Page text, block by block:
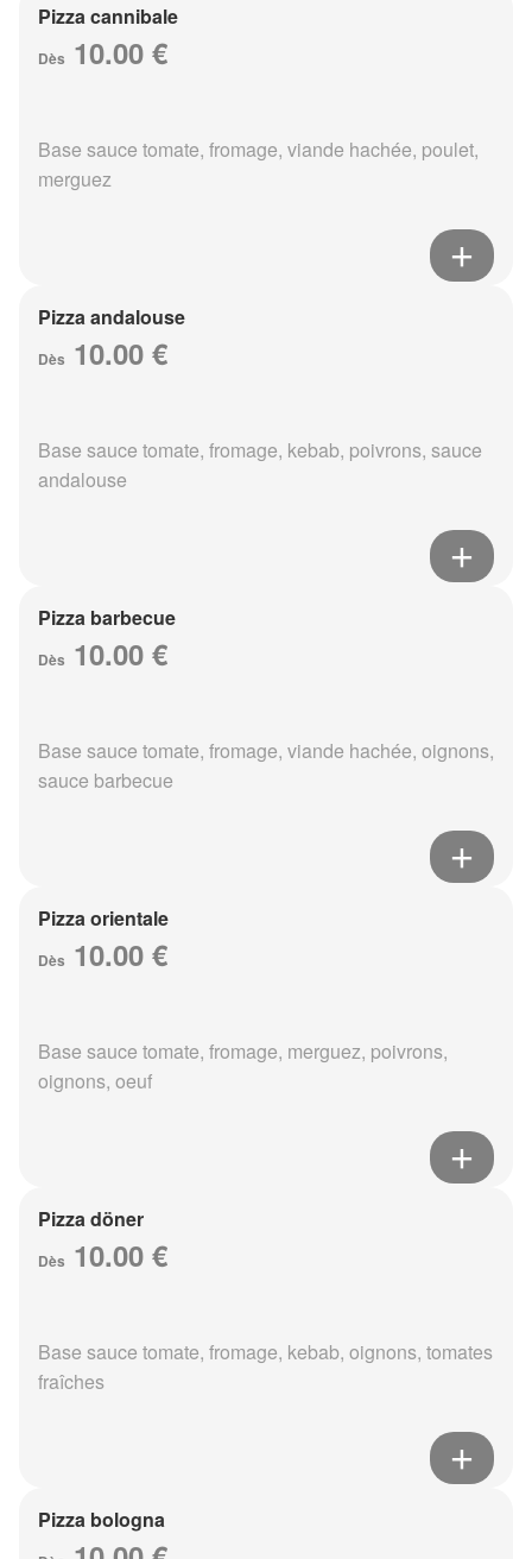
Pizza cannibale
Dès 10.00 €
Base sauce tomate, fromage, viande hachée, poulet,
merguez
Pizza andalouse
Dès 10.00 €
Base sauce tomate, fromage, kebab, poivrons, sauce
andalouse
Pizza barbecue
Dès 10.00 €
Base sauce tomate, fromage, viande hachée, oignons,
sauce barbecue
Pizza orientale
Dès 10.00 €
Base sauce tomate, fromage, merguez, poivrons,
oignons, oeuf
Pizza döner
Dès 10.00 €
Base sauce tomate, fromage, kebab, oignons, tomates
fraîches
Pizza bologna